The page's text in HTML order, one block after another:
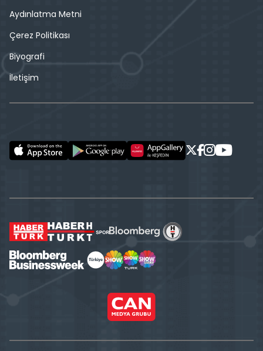
Aydınlatma Metni
Çerez Politikası
Biyografi
İletişim